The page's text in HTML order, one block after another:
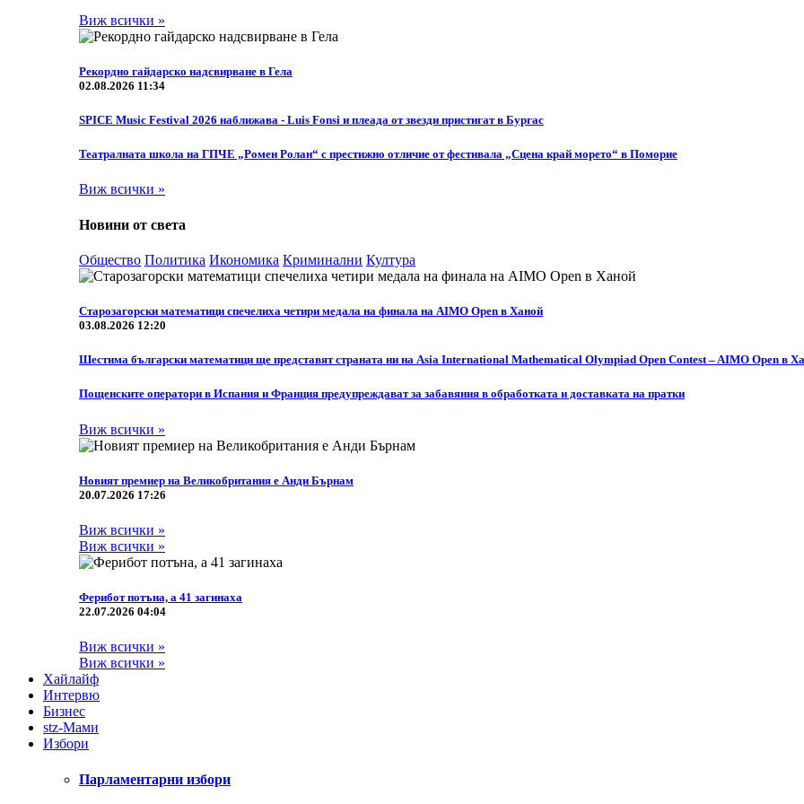
Виж всички »
Рекордно гайдарско надсвирване в Гела
02.08.2026 11:34
SPICE Music Festival 2026 наближава - Luis Fonsi и плеада от звезди пристигат в Бургас
Театралната школа на ГПЧЕ „Ромен Ролан“ с престижно отличие от фестивала „Сцена край морето“ в Поморие
Виж всички »
Новини от света
Общество Политика Икономика Криминални Култура
Старозагорски математици спечелиха четири медала на финала на AIMO Open в Ханой
03.08.2026 12:20
Шестима български математици ще представят страната ни на Asia International Mathematical Olympiad Open Contest – AIMO Open в
Пощенските оператори в Испания и Франция предупреждават за забавяния в обработката и доставката на пратки
Виж всички »
Новият премиер на Великобритания е Анди Бърнам
20.07.2026 17:26
Виж всички »
Виж всички »
Ферибот потъна, а 41 загинаха
22.07.2026 04:04
Виж всички »
Виж всички »
Хайлайф
Интервю
Бизнес
stz-Мами
Избори
Парламентарни избори